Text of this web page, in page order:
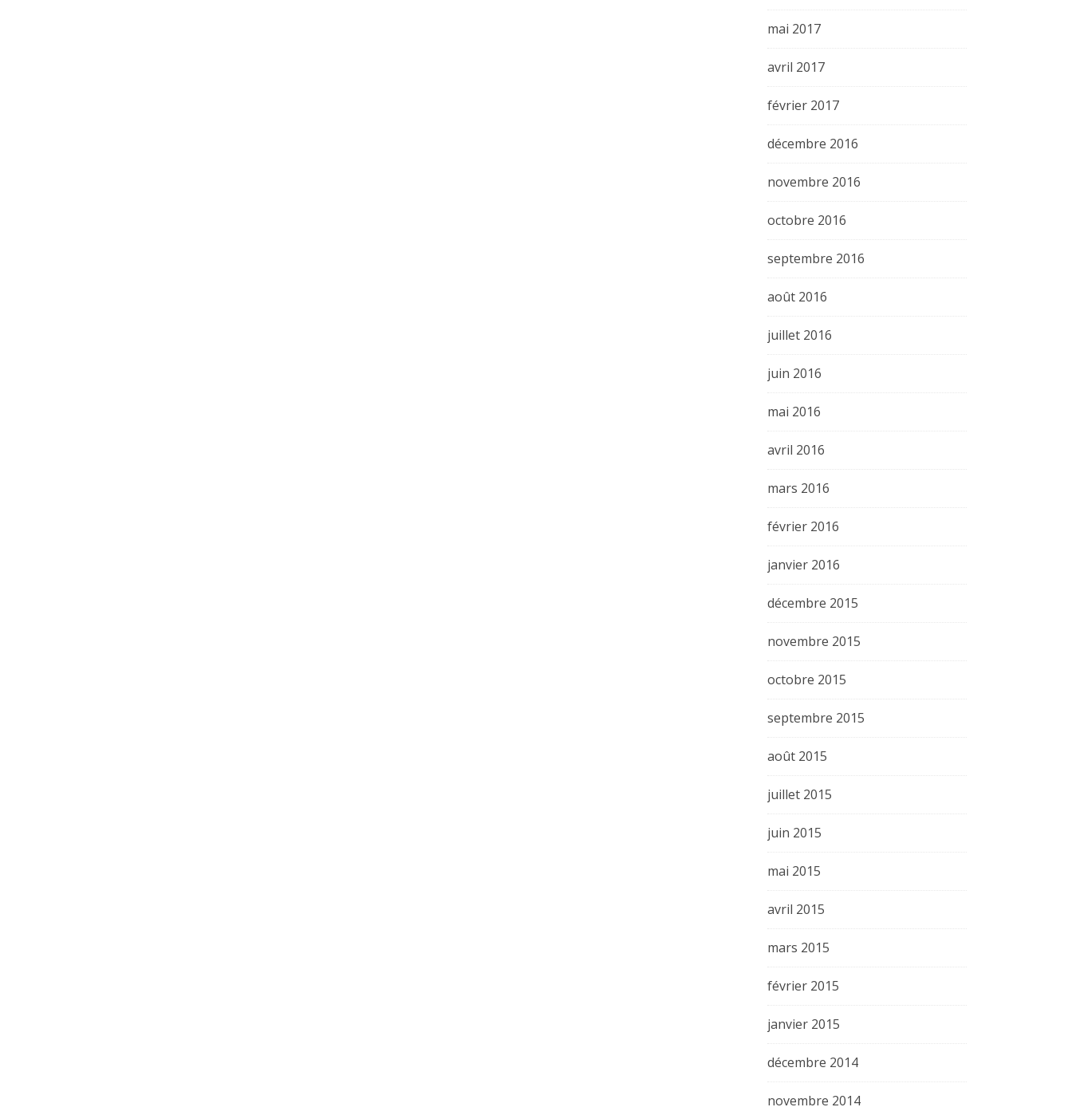
mai 2017
avril 2017
février 2017
décembre 2016
novembre 2016
octobre 2016
septembre 2016
août 2016
juillet 2016
juin 2016
mai 2016
avril 2016
mars 2016
février 2016
janvier 2016
décembre 2015
novembre 2015
octobre 2015
septembre 2015
août 2015
juillet 2015
juin 2015
mai 2015
avril 2015
mars 2015
février 2015
janvier 2015
décembre 2014
novembre 2014